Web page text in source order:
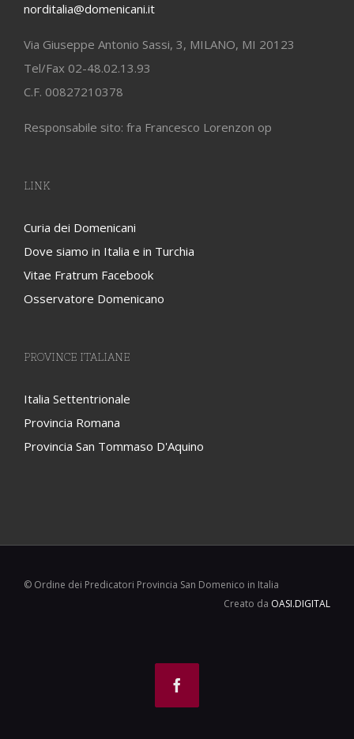
norditalia@domenicani.it
Via Giuseppe Antonio Sassi, 3, MILANO, MI 20123
Tel/Fax 02-48.02.13.93
C.F. 00827210378
Responsabile sito: fra Francesco Lorenzon op
LINK
Curia dei Domenicani
Dove siamo in Italia e in Turchia
Vitae Fratrum Facebook
Osservatore Domenicano
PROVINCE ITALIANE
Italia Settentrionale
Provincia Romana
Provincia San Tommaso D'Aquino
© Ordine dei Predicatori Provincia San Domenico in Italia
Creato da OASI.DIGITAL